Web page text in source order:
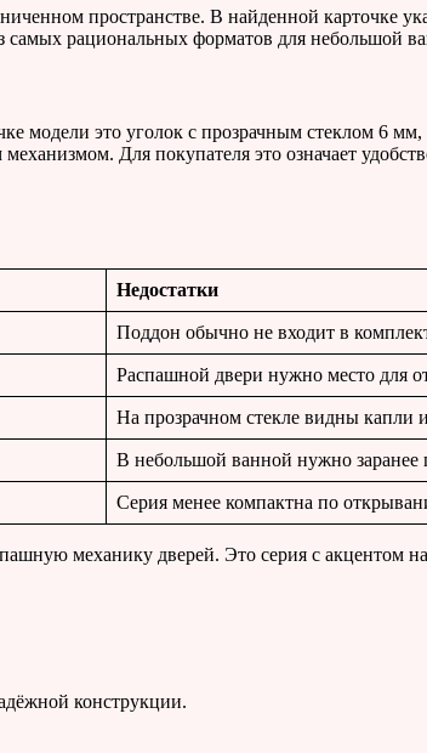
пространстве. В найденной карточке
рациональных форматов для небольшой
модели это уголок с прозрачным стеклом 6
Для покупателя это означает
Недостатки
Поддон обычно не входит в
Распашной двери нужно место для
На прозрачном стекле видны капли
В небольшой ванной нужно заранее
Серия менее компактна по
механику дверей. Это серия с акцентом
конструкции.